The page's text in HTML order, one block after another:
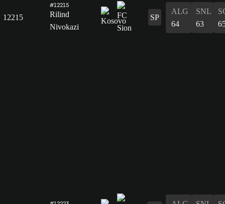
12215
#12215
Rilind
Nivokazi
SP
ALG
64
SNL
63